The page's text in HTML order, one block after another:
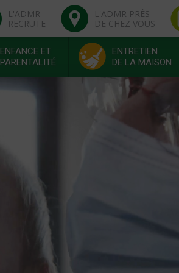
L'ADMR
RECRUTE
L'ADMR PRÈS
DE CHEZ VOUS
ENFANCE ET
PARENTALITÉ
ENTRETIEN
DE LA MAISON